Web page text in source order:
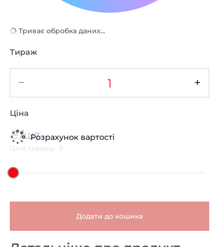
Триває обробка даних...
Тираж
− +
Ціна
Розрахунок вартості
₴/шт
Ціна тиражу: ₴
Додати до кошика